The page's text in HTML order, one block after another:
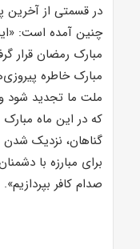
در قسمتی از
چنین آمده است:
مبارک رمضان قرار
مبارک خاطره
ملت ما تجدید شود
که در این ماه
گناهان، نزدیک
برای مبارزه با
صدام کافر بپردازیم».